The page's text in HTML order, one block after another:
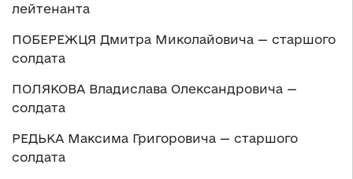
лейтенанта
ПОБЕРЕЖЦЯ Дмитра Миколайовича — старшого
солдата
ПОЛЯКОВА Владислава Олександровича —
солдата
РЕДЬКА Максима Григоровича — старшого
солдата